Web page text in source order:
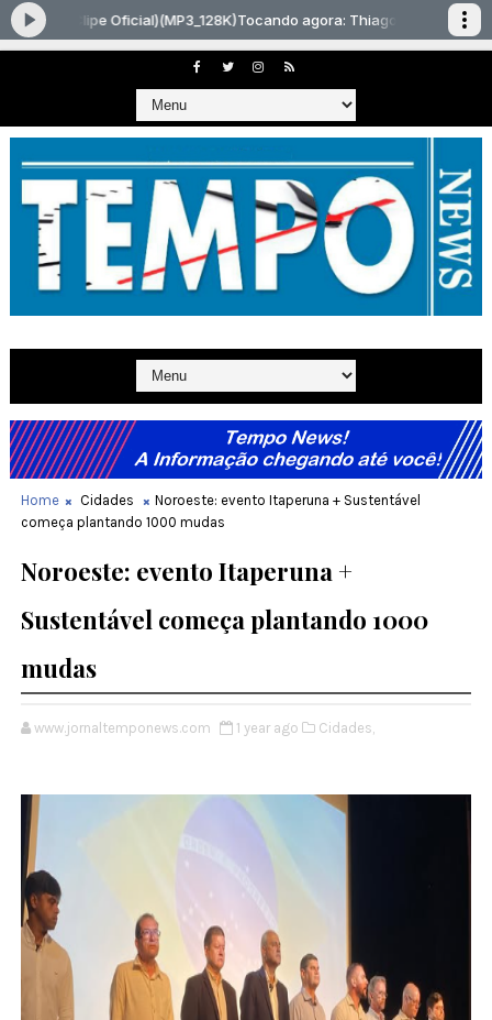
Home Cidades
Noroeste: evento Itaperuna + Sustentável
começa plantando 1000 mudas
Noroeste: evento Itaperuna +
Sustentável começa plantando 1000
mudas
www.jornaltemponews.com 1 year ago Cidades,